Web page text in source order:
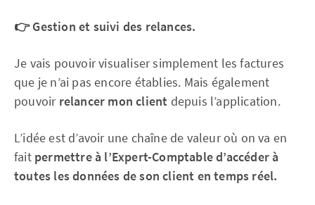
👉 Gestion et suivi des relances.
Je vais pouvoir visualiser simplement les factures
que je n’ai pas encore établies. Mais également
pouvoir relancer mon client depuis l’application.
L’idée est d’avoir une chaîne de valeur où on va en
fait permettre à l’Expert-Comptable d’accéder à
toutes les données de son client en temps réel.